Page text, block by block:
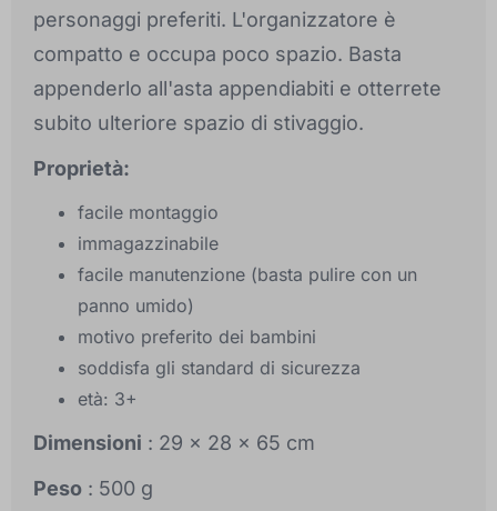
personaggi preferiti. L'organizzatore è
compatto e occupa poco spazio. Basta
appenderlo all'asta appendiabiti e otterrete
subito ulteriore spazio di stivaggio.
Proprietà:
facile montaggio
immagazzinabile
facile manutenzione (basta pulire con un
panno umido)
motivo preferito dei bambini
soddisfa gli standard di sicurezza
età: 3+
Dimensioni : 29 x 28 x 65 cm
Peso : 500 g